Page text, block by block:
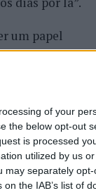
of your
the below opt-out
is processed
utilized by us
may separately
the IAB’s list of
um papel
Grande Pro
Crown
chega ao
, sendo
é partilhada
que fica